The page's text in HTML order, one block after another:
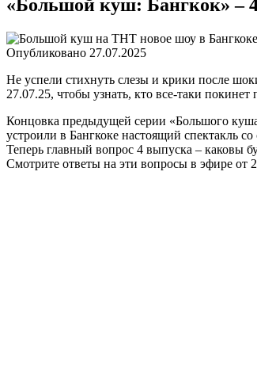
«Большой куш: Бангкок» – 4
Опубликовано 27.07.2025
Не успели стихнуть слезы и крики после
27.07.25, чтобы узнать, кто все-таки
Концовка предыдущей серии «Большого
устроили в Бангкоке настоящий спектакль
Теперь главный вопрос 4 выпуска – каковы
Смотрите ответы на эти вопросы в эфире от